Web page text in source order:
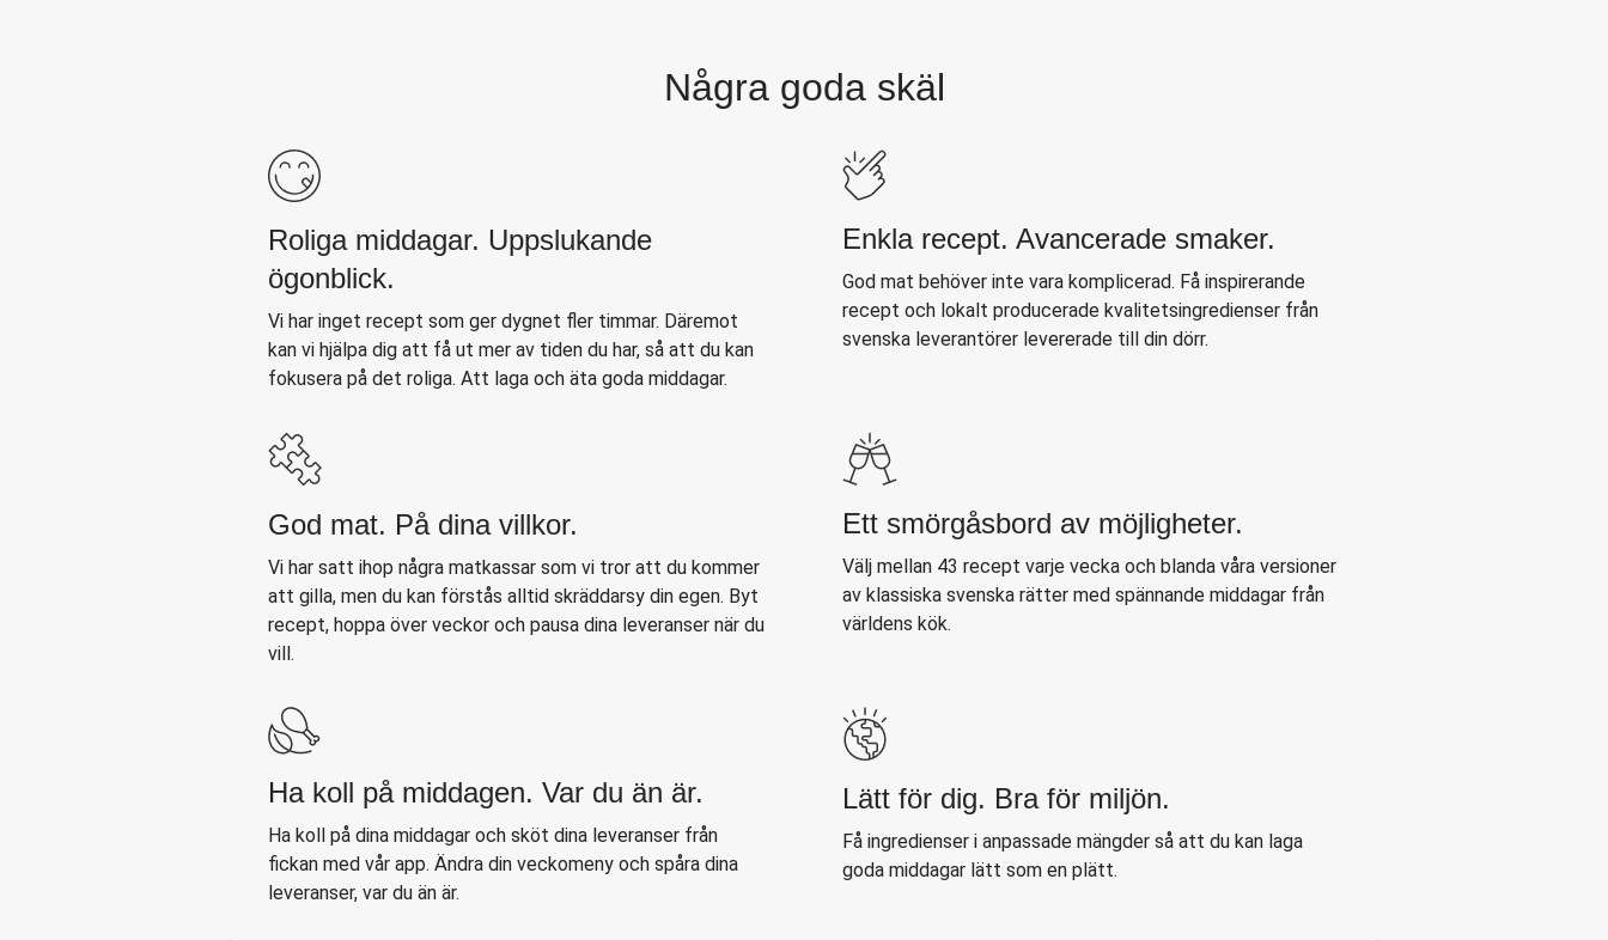
Några goda skäl
Roliga middagar. Uppslukande
ögonblick.
Vi har inget recept som ger dygnet fler timmar. Däremot
kan vi hjälpa dig att få ut mer av tiden du har, så att du kan
fokusera på det roliga. Att laga och äta goda middagar.
Enkla recept. Avancerade smaker.
God mat behöver inte vara komplicerad. Få inspirerande
recept och lokalt producerade kvalitetsingredienser från
svenska leverantörer levererade till din dörr.
God mat. På dina villkor.
Vi har satt ihop några matkassar som vi tror att du kommer
att gilla, men du kan förstås alltid skräddarsy din egen. Byt
recept, hoppa över veckor och pausa dina leveranser när du
vill.
Ett smörgåsbord av möjligheter.
Välj mellan 43 recept varje vecka och blanda våra versioner
av klassiska svenska rätter med spännande middagar från
världens kök.
Ha koll på middagen. Var du än är.
Ha koll på dina middagar och sköt dina leveranser från
fickan med vår app. Ändra din veckomeny och spåra dina
leveranser, var du än är.
Lätt för dig. Bra för miljön.
Få ingredienser i anpassade mängder så att du kan laga
goda middagar lätt som en plätt.